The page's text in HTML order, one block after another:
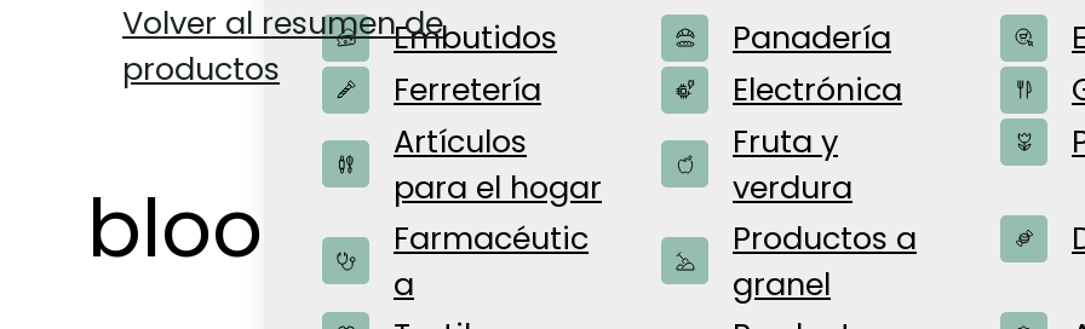
Embutidos Panadería
Ferretería
Electrónica
Artículos
para el hogar
Fruta y
verdura
Farmacéutic
a
Productos a
granel
Volver al resumen de
productos
bloom guard